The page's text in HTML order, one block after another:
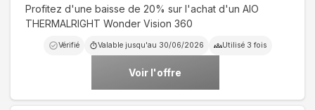
Profitez d'une baisse de 20% sur l'achat d'un AIO
THERMALRIGHT Wonder Vision 360
Vérifié Valable jusqu'au 30/06/2026 Utilisé 3 fois
Voir l'offre